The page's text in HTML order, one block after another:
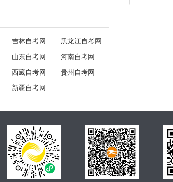
吉林自考网 黑龙江自考网
山东自考网 河南自考网
西藏自考网 贵州自考网
新疆自考网